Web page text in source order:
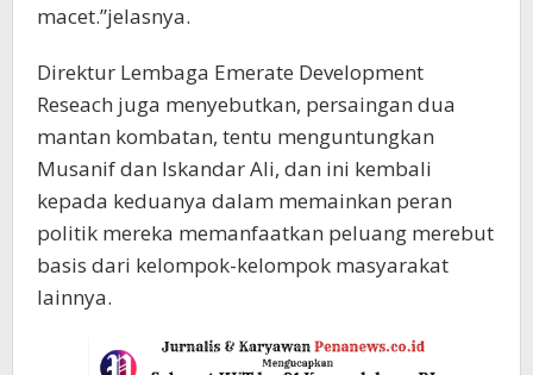
macet.”jelasnya.
Direktur Lembaga Emerate Development
Reseach juga menyebutkan, persaingan dua
mantan kombatan, tentu menguntungkan
Musanif dan Iskandar Ali, dan ini kembali
kepada keduanya dalam memainkan peran
politik mereka memanfaatkan peluang merebut
basis dari kelompok-kelompok masyarakat
lainnya.